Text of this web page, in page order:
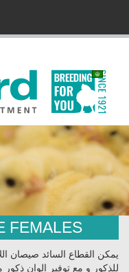
AR
FEMALES
يمكن القطاع السائد صيصان
للذكور و مع توفير الوان